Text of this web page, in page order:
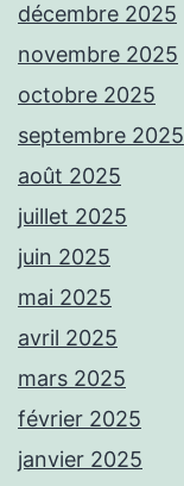
décembre 2025
novembre 2025
octobre 2025
septembre 2025
août 2025
juillet 2025
juin 2025
mai 2025
avril 2025
mars 2025
février 2025
janvier 2025